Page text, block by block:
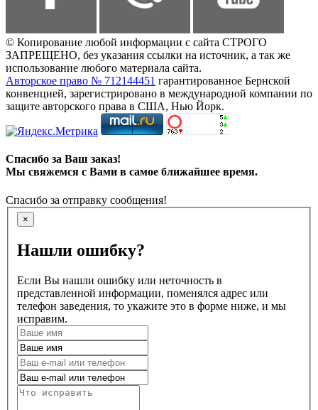
© Копирование любой информации с сайта СТРОГО
ЗАПРЕЩЕНО, без указания ссылки на источник, а так же
использование любого материала сайта.
Авторское право № 712144451 гарантированное Бернской
конвенцией, зарегистрировано в международной компании по
защите авторского права в США, Нью Йорк.
Спасибо за Ваш заказ!
Мы свяжемся с Вами в самое ближайшее время.
Спасибо за отправку сообщения!
×
Нашли ошибку?
Если Вы нашли ошибку или неточность в
представленной информации, поменялся адрес или
телефон заведения, то укажите это в форме ниже, и мы
исправим.